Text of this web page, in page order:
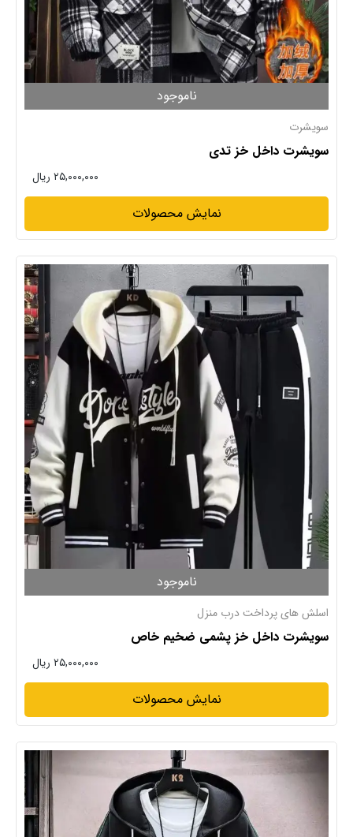
ناموجود
سویشرت
سویشرت داخل خز تدی
۲۵,۰۰۰,۰۰۰ ریال
نمایش محصولات
ناموجود
اسلش های پرداخت درب منزل
سویشرت داخل خز پشمی ضخیم خاص
۲۵,۰۰۰,۰۰۰ ریال
نمایش محصولات